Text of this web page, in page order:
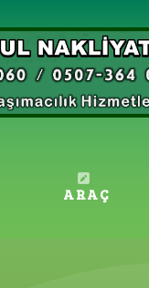
ARAÇ